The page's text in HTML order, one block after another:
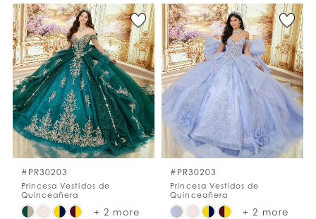
List
#78ad1fd2c5
to
end
List
#6a5ed5d823
to
end
#PR30203
Princesa Vestidos de
Quinceañera
Skip
+ 2 more
#PR30203
Princesa Vestidos de
Quinceañera
Skip
+ 2 more